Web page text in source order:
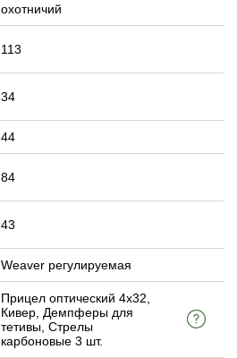
охотничий
113
34
44
84
43
Weaver регулируемая
Прицел оптический 4х32,
Кивер, Демпферы для
тетивы, Стрелы
карбоновые 3 шт.